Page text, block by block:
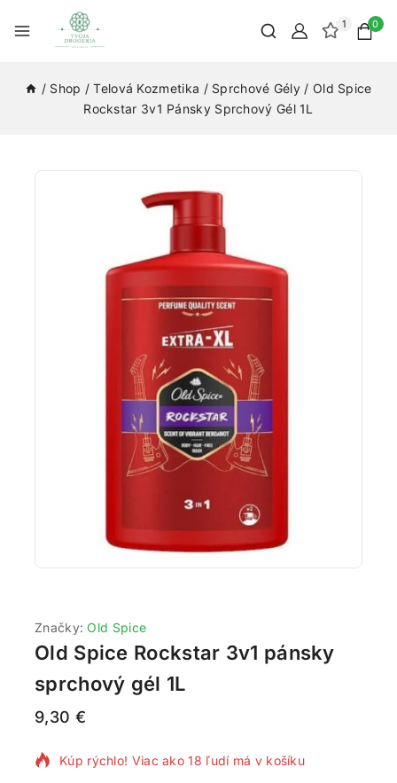
1 0
/ Shop / Telová Kozmetika / Sprchové Gély / Old Spice
Rockstar 3v1 Pánsky Sprchový Gél 1L
Značky:Old Spice
Old Spice Rockstar 3v1 pánsky
sprchový gél 1L
9,30 €
10 produktov predaných za posledných 2 hodín
Kúp rýchlo! Viac ako 18 ľudí má v košíku